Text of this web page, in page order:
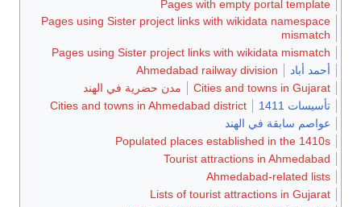
Pages
Pages
Cities and